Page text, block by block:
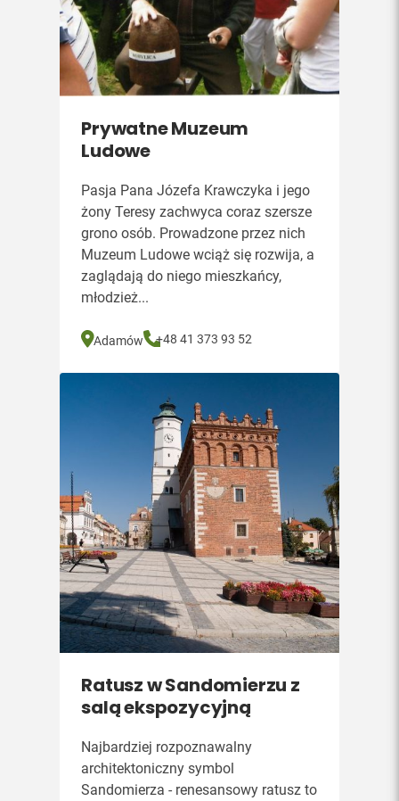
Prywatne Muzeum
Ludowe
Pasja Pana Józefa Krawczyka i jego
żony Teresy zachwyca coraz szersze
grono osób. Prowadzone przez nich
Muzeum Ludowe wciąż się rozwija, a
zaglądają do niego mieszkańcy,
młodzież...
Adamów +48 41 373 93 52
Ratusz w Sandomierzu z
salą ekspozycyjną
Najbardziej rozpoznawalny
architektoniczny symbol
Sandomierza - renesansowy ratusz to